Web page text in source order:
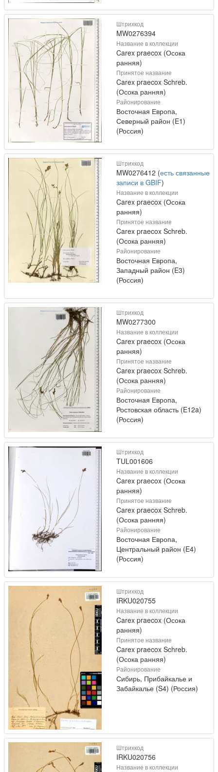
Штрихкод
MW0276394
Название в коллекции
Carex praecox (Осока
ранняя)
Принятое название
Carex praecox Schreb.
(Осока ранняя)
Районирование
Восточная Европа,
Северный район (E1)
(Россия)
Штрихкод
MW0276412 (есть связанные
записи в GBIF)
Название в коллекции
Carex praecox (Осока
ранняя)
Принятое название
Carex praecox Schreb.
(Осока ранняя)
Районирование
Восточная Европа,
Западный район (E3)
(Россия)
Штрихкод
MW0277300
Название в коллекции
Carex praecox (Осока
ранняя)
Принятое название
Carex praecox Schreb.
(Осока ранняя)
Районирование
Восточная Европа,
Ростовская область (E12a)
(Россия)
Штрихкод
TUL001606
Название в коллекции
Carex praecox (Осока
ранняя)
Принятое название
Carex praecox Schreb.
(Осока ранняя)
Районирование
Восточная Европа,
Центральный район (E4)
(Россия)
Штрихкод
IRKU020755
Название в коллекции
Carex praecox (Осока
ранняя)
Принятое название
Carex praecox Schreb.
(Осока ранняя)
Районирование
Сибирь, Прибайкалье и
Забайкалье (S4) (Россия)
Штрихкод
IRKU020756
Название в коллекции